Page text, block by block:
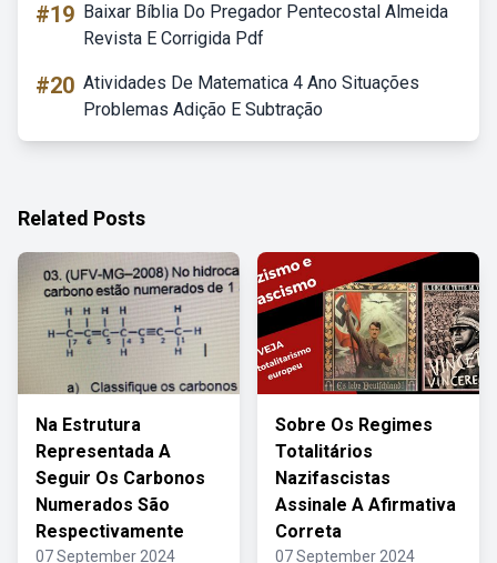
#19 Baixar Bíblia Do Pregador Pentecostal Almeida
Revista E Corrigida Pdf
#20 Atividades De Matematica 4 Ano Situações
Problemas Adição E Subtração
Related Posts
Na Estrutura
Representada A
Seguir Os Carbonos
Numerados São
Respectivamente
07 September 2024
Sobre Os Regimes
Totalitários
Nazifascistas
Assinale A Afirmativa
Correta
07 September 2024